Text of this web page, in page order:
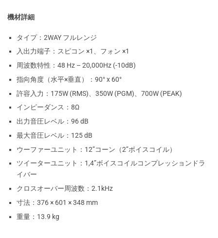
機材詳細
タイプ：2WAY フルレンジ
入出力端子：スピコン ×1、フォン ×1
周波数特性：48 Hz – 20,000Hz (-10dB)
指向角度（水平×垂直）：90° x 60°
許容入力：175W (RMS)、350W (PGM)、700W (PEAK)
インピーダンス：8Ω
出力音圧レベル：96 dB
最大音圧レベル：125 dB
ウーファーユニット：12”コーン（2”ボイスコイル）
ツイーターユニット：1,4”ボイスコイルコンプレッションドラ
イバー
クロスオーバー周波数：2.1kHz
寸法：376 × 601 × 348 mm
重量：13.9 kg